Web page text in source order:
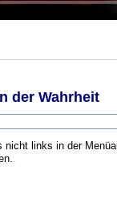
der Wahrheit
links in der